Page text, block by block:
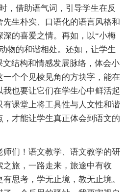
，借助语气词，引导学生在反
生朴实、口语化的语言风格和
的喜爱之情。再如，以“小梅
物的和谐相处。还如，让学生
文结构和情感发展脉络，体会小
个个见棱见角的方块字，能在
也要让它们在学生心中鲜活起
课堂上将工具性与人文性和谐
才能让学生真正体会到语文的
师们！语文教学、语文教学的研
旅，一路走来，旅途中有收
思考，学无止境，教无止境。